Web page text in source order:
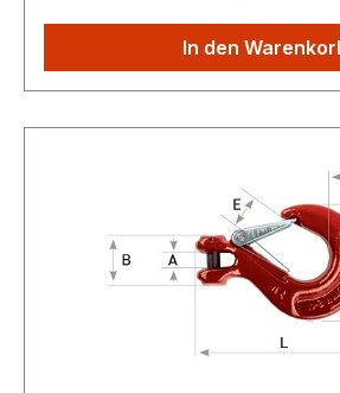
unserem Shop kaufen, Sie
die höheren Versandkosten
In den